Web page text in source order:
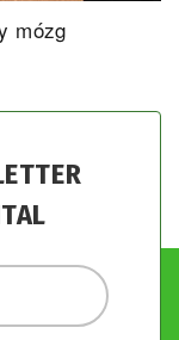
mózg